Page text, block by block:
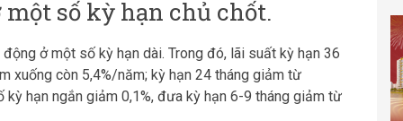
số kỳ hạn chủ chốt.
ở một số kỳ hạn dài. Trong đó, lãi suất kỳ hạn 36
xuống còn 5,4%/năm; kỳ hạn 24 tháng giảm từ
hạn ngắn giảm 0,1%, đưa kỳ hạn 6-9 tháng giảm từ